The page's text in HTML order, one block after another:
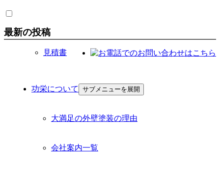
功栄について サブメニューを展開
大満足の外壁塗装の理由
会社案内一覧
最新の投稿
見積書